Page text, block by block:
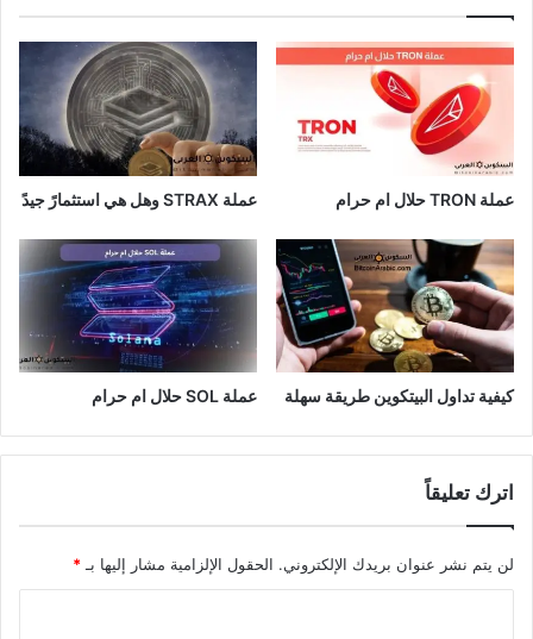
عملة TRON حلال ام حرام​ عملة STRAX وهل هي استثمارً جيدً
كيفية تداول البيتكوين طريقة سهلة عملة SOL حلال ام حرام
اترك تعليقاً
لن يتم نشر عنوان بريدك الإلكتروني. الحقول الإلزامية مشار إليها بـ*